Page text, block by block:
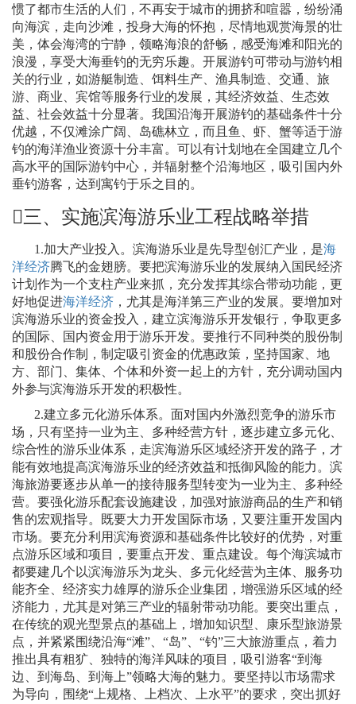
惯了都市生活的人们，不再安于城市的拥挤和喧嚣，纷纷涌
向海滨，走向沙滩，投身大海的怀抱，尽情地观赏海景的壮
美，体会海湾的宁静，领略海浪的舒畅，感受海滩和阳光的
浪漫，享受大海垂钓的无穷乐趣。开展游钓可带动与游钓相
关的行业，如游艇制造、饵料生产、渔具制造、交通、旅
游、商业、宾馆等服务行业的发展，其经济效益、生态效
益、社会效益十分显著。我国沿海开展游钓的基础条件十分
优越，不仅滩涂广阔、岛礁林立，而且鱼、虾、蟹等适于游
钓的海洋渔业资源十分丰富。可以有计划地在全国建立几个
高水平的国际游钓中心，并辐射整个沿海地区，吸引国内外
垂钓游客，达到寓钓于乐之目的。
三、实施滨海游乐业工程战略举措
1.加大产业投入。滨海游乐业是先导型创汇产业，是海
洋经济腾飞的金翅膀。要把滨海游乐业的发展纳入国民经济
计划作为一个支柱产业来抓，充分发挥其综合带动功能，更
好地促进海洋经济 ，尤其是海洋第三产业的发展。要增加对
滨海游乐业的资金投入，建立滨海游乐开发银行，争取更多
的国际、国内资金用于游乐开发。要推行不同种类的股份制
和股份合作制，制定吸引资金的优惠政策，坚持国家、地
方、部门、集体、个体和外资一起上的方针，充分调动国内
外参与滨海游乐开发的积极性。
2.建立多元化游乐体系。面对国内外激烈竞争的游乐市
场，只有坚持一业为主、多种经营方针，逐步建立多元化、
综合性的游乐业体系，走滨海游乐区域经济开发的路子，才
能有效地提高滨海游乐业的经济效益和抵御风险的能力。滨
海旅游要逐步从单一的接待服务型转变为一业为主、多种经
营。要强化游乐配套设施建设，加强对旅游商品的生产和销
售的宏观指导。既要大力开发国际市场，又要注重开发国内
市场。要充分利用滨海资源和基础条件比较好的优势，对重
点游乐区域和项目，要重点开发、重点建设。每个海滨城市
都要建几个以滨海游乐为龙头、多元化经营为主体、服务功
能齐全、经济实力雄厚的游乐企业集团，增强游乐区域的经
济能力，尤其是对第三产业的辐射带动功能。要突出重点，
在传统的观光型景点的基础上，增加知识型、康乐型旅游景
点，并紧紧围绕沿海“滩”、“岛”、“钓”三大旅游重点，着力
推出具有粗犷、独特的海洋风味的项目，吸引游客“到海
边、到海岛、到海上”领略大海的魅力。要坚持以市场需求
为导向，围绕“上规格、上档次、上水平”的要求，突出抓好